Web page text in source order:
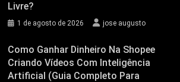
Livre?
1 de agosto de 2026 jose augusto
Como Ganhar Dinheiro Na Shopee
Criando Vídeos Com Inteligência
Artificial (Guia Completo Para